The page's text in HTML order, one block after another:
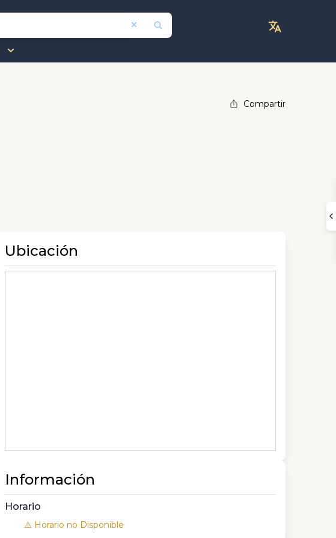
Compartir
Ubicación
Información
Horario
⚠️ Horario no Disponible